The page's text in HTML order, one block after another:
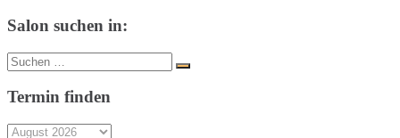
Salon suchen in:
Suche
nach:
Suchen
Termin finden